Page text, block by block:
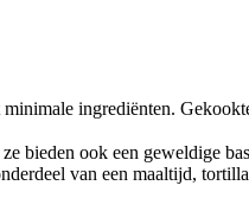
ingrediënten.
bieden ook een geweldige
van een maaltijd,